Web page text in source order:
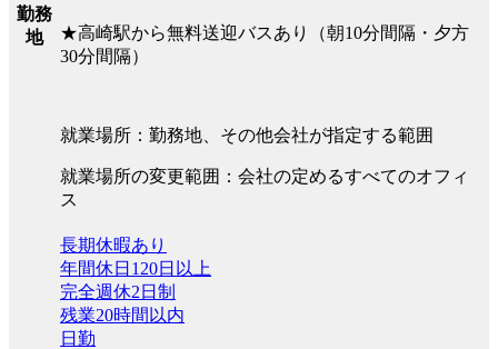
勤務
地
★高崎駅から無料送迎バスあり（朝10分間隔・夕方
30分間隔）
就業場所：勤務地、その他会社が指定する範囲
就業場所の変更範囲：会社の定めるすべてのオフィ
ス
長期休暇あり
年間休日120日以上
完全週休2日制
残業20時間以内
日勤